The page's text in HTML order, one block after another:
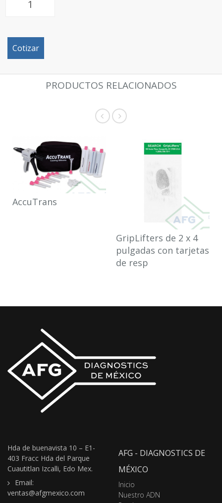
Cotizar
PRODUCTOS RELACIONADOS
AccuTrans
GripLifters de 2 x 4
pulgadas con tarjetas
de resp
Hda de buenavista 10 – E1-
403 Fracc Hda del Parque
Cuautitlan Izcalli, Edo Mex.
Email:
ventas@afgmexico.com
AFG - DIAGNOSTICS DE
MÉXICO
Inicio
Nuestro ADN